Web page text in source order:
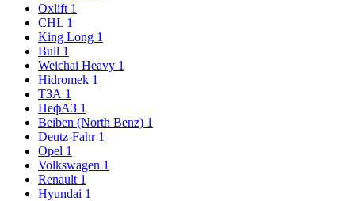
Oxlift 1
CHL 1
King Long 1
Bull 1
Weichai Heavy 1
Hidromek 1
ТЗА 1
НефАЗ 1
Beiben (North Benz) 1
Deutz-Fahr 1
Opel 1
Volkswagen 1
Renault 1
Hyundai 1